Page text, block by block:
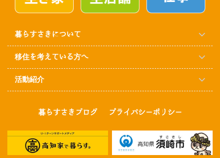
暮らすさきについて
移住を考えている方へ
活動紹介
暮らすさきブログ プライバシーポリシー